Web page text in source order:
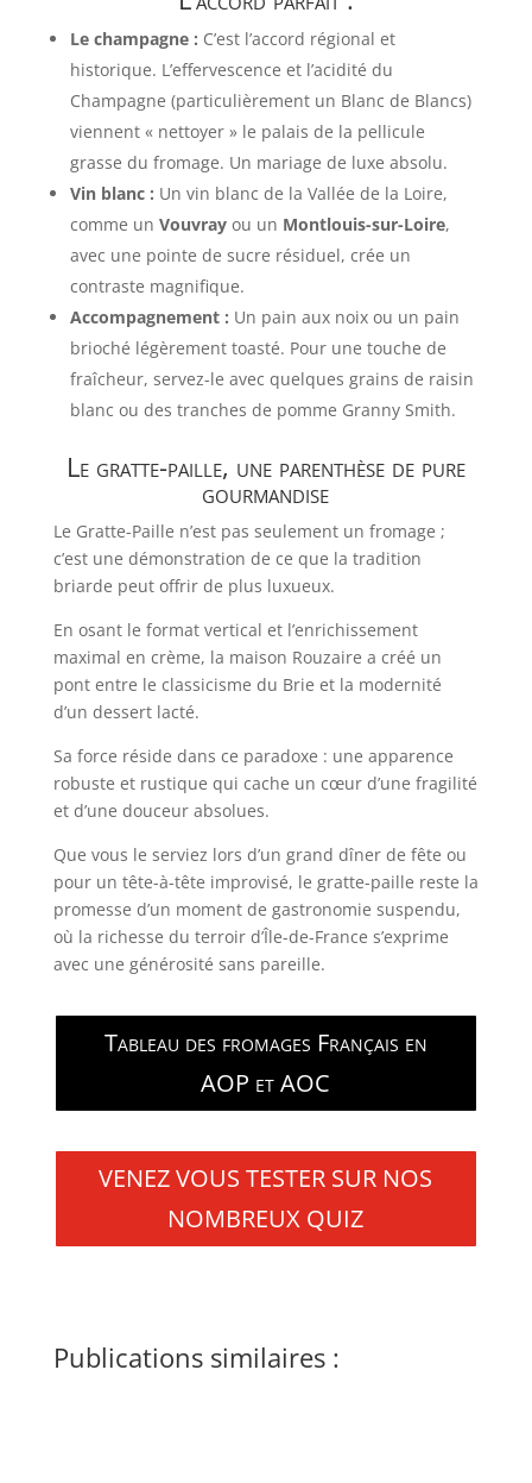
Le champagne : C’est l’accord régional et
historique. L’effervescence et l’acidité du
Champagne (particulièrement un Blanc de Blancs)
viennent « nettoyer » le palais de la pellicule
grasse du fromage. Un mariage de luxe absolu.
Vin blanc : Un vin blanc de la Vallée de la Loire,
comme un Vouvrayou un Montlouis-sur-Loire,
avec une pointe de sucre résiduel, crée un
contraste magnifique.
Accompagnement : Un pain aux noix ou un pain
brioché légèrement toasté. Pour une touche de
fraîcheur, servez-le avec quelques grains de raisin
blanc ou des tranches de pomme Granny Smith.
Le gratte-paille, une parenthèse de pure
gourmandise
Le Gratte-Paille n’est pas seulement un fromage ;
c’est une démonstration de ce que la tradition
briarde peut offrir de plus luxueux.
En osant le format vertical et l’enrichissement
maximal en crème, la maison Rouzaire a créé un
pont entre le classicisme du Brie et la modernité
d’un dessert lacté.
Sa force réside dans ce paradoxe : une apparence
robuste et rustique qui cache un cœur d’une fragilité
et d’une douceur absolues.
Que vous le serviez lors d’un grand dîner de fête ou
pour un tête-à-tête improvisé, le gratte-paille reste la
promesse d’un moment de gastronomie suspendu,
où la richesse du terroir d’Île-de-France s’exprime
avec une générosité sans pareille.
Tableau des fromages Français en
AOP et AOC
VENEZ VOUS TESTER SUR NOS
NOMBREUX QUIZ
Publications similaires :